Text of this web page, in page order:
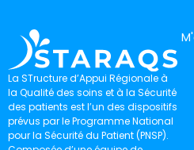
La STructure d’Appui Régionale à
la Qualité des soins et à la Sécurité
des patients est l’un des dispositifs
prévus par le Programme National
pour la Sécurité du Patient (PNSP).